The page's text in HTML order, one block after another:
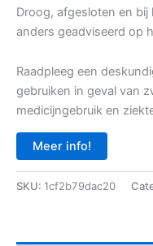
Droog, afgesloten en
anders geadviseerd op
Raadpleeg een
gebruiken in geval van
medicijngebruik en
Meer info!
SKU: 1cf2b79dac20